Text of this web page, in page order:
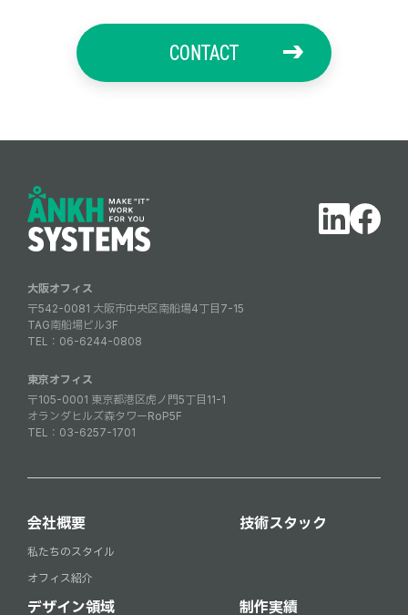
CONTACT
大阪オフィス
〒542-0081 大阪市中央区南船場4丁目7-15
TAG南船場ビル3F
TEL： 06-6244-0808
東京オフィス
〒105-0001 東京都港区虎ノ門5丁目11-1
オランダヒルズ森タワーRoP5F
TEL： 03-6257-1701
会社概要
私たちのスタイル
オフィス紹介
技術スタック
デザイン領域
制作実績